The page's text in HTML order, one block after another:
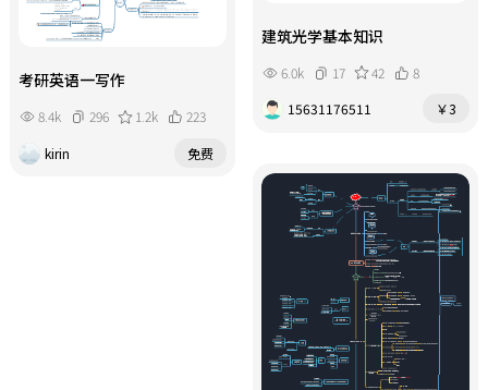
建筑光学基本知识
6.0k 17 42
8
15631176511
￥3
考研英语一写作
8.4k 296 1.2k
223
kirin
免费